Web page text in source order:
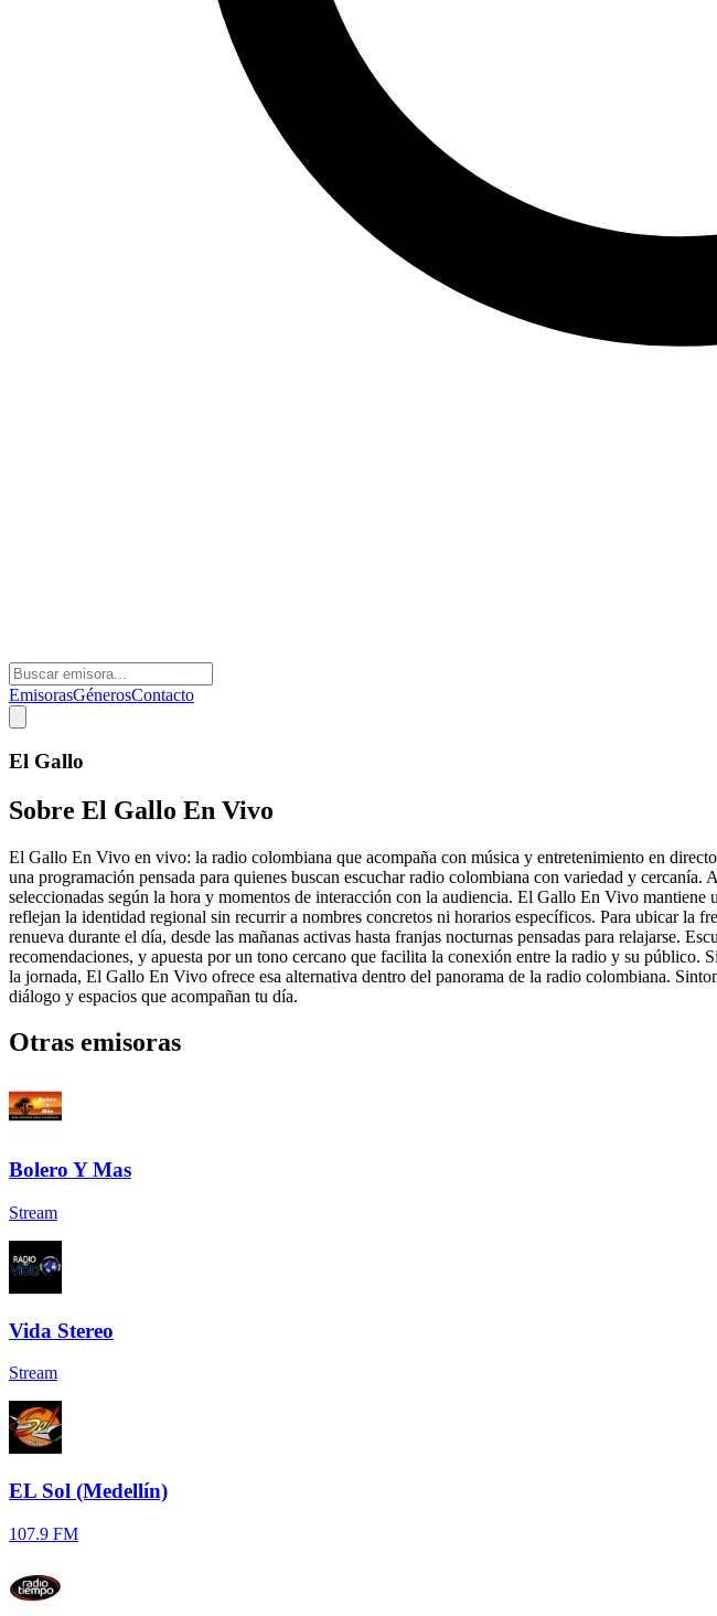
EmisorasGénerosContacto
El Gallo
Sobre El Gallo En Vivo
El Gallo En Vivo en vivo: la radio colombiana que acompaña con música y entretenimiento en
una programación pensada para quienes buscan escuchar radio colombiana con variedad y
seleccionadas según la hora y momentos de interacción con la audiencia. El Gallo En Vivo
reflejan la identidad regional sin recurrir a nombres concretos ni horarios específicos. Para ubicar la
renueva durante el día, desde las mañanas activas hasta franjas nocturnas pensadas para relajarse.
recomendaciones, y apuesta por un tono cercano que facilita la conexión entre la radio y su público.
la jornada, El Gallo En Vivo ofrece esa alternativa dentro del panorama de la radio colombiana.
diálogo y espacios que acompañan tu día.
Otras emisoras
Bolero Y Mas
Stream
Vida Stereo
Stream
EL Sol (Medellín)
107.9 FM